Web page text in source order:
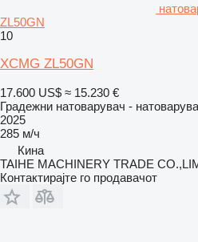
ZL50GN
10
XCMG ZL50GN
17.600 US$ ≈ 15.230 €
Градежни натоварувач -
2025
285 м/ч
Кина
TAIHE MACHINERY TRADE
Контактирајте го продавачот